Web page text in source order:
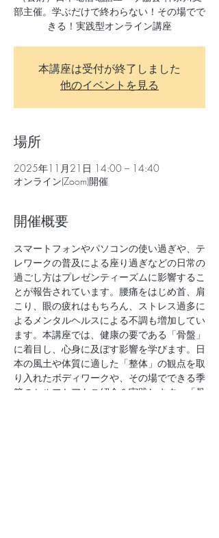
部主催。学ぶだけで終わらない！その場でで
きる！実践型オンライン講座
本講座は受付が終了しました
他のイベントを見る
場所
2025年11月21日 14:00 – 14:40
オンライン(Zoom)開催
開催概要
スマートフォンやパソコンの使い過ぎや、テ
レワークの普及による座り過ぎなどの日常の
過ごし方はプレゼンティーズムに影響するこ
とが報告されています。腰痛をはじめ首、肩
こり、眼の疲れはもちろん、ストレス過多に
よるメンタルヘルスによる不調も増加してい
ます。本講座では、健康の要である「骨盤」
に着目し、心身に及ぼす影響を学びます。日
本の風土や体質に適した「整体」の観点を取
り入れたボディワークや、その場でできる季
節のセルフケアもご紹介＆実践します。「骨